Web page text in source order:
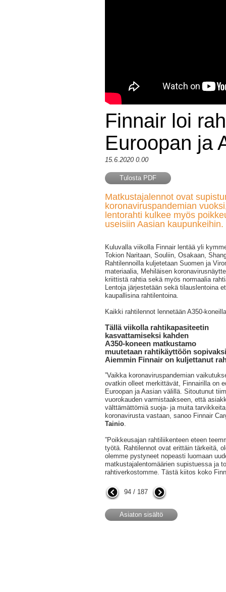
Finnair loi
Euroopan ja
15.6.2020 0.00
Tulosta PDF
Matkustajalennot ovat
koronaviruspandemian
lentorahti kulkee myös
useisiin Aasian kaupunkeihin.
Kuluvalla viikolla Finnair lentää yli
Tokion Naritaan, Souliin, Osakaan,
Rahtilennoilla kuljetetaan Suomen ja
materiaalia, Mehiläisen
kriittistä rahtia sekä myös normaalia
Lentoja järjestetään sekä tilauslentoina
kaupallisina rahtilentoina.
Kaikki rahtilennot lennetään A350-
Tällä viikolla rahtikapasiteetin
kasvattamiseksi kahden
A350-koneen matkustamo
muutetaan rahtikäyttöön
Aiemmin Finnair on kuljettanut
”Vaikka koronaviruspandemian
ovatkin olleet merkittävät, Finnairilla on
Euroopan ja Aasian välillä. Sitoutunut
vuorokauden varmistaakseen, että
välttämättömiä suoja- ja muita
koronavirusta vastaan, sanoo Finnair
Tainio.
”Poikkeusajan rahtiliikenteen eteen
työtä. Rahtilennot ovat erittäin tärkeitä,
olemme pystyneet nopeasti luomaan
matkustajalentomäärien supistuessa ja
rahtiverkostomme. Tästä kiitos koko
94 / 187
Asiaton sisältö